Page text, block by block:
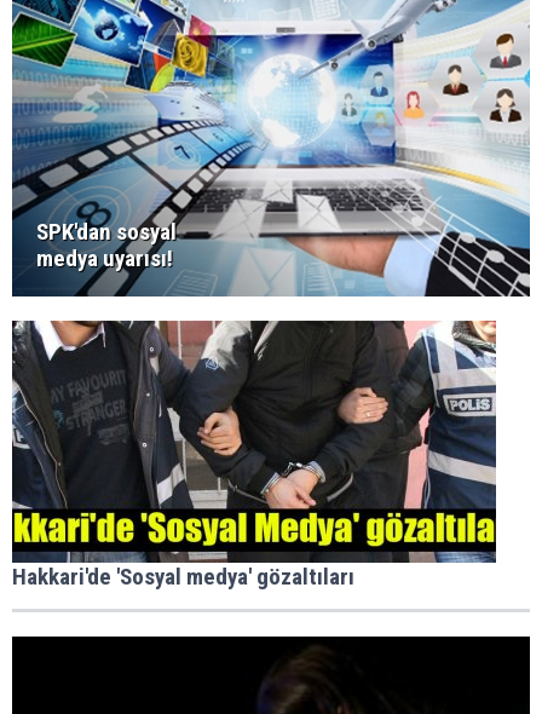
SPK'dan sosyal
medya uyarısı!
Hakkari'de 'Sosyal medya' gözaltıları